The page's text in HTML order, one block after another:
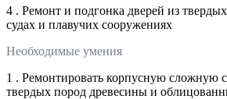
4 . Ремонт и подгонка дверей из
судах и плавучих сооружениях
Необходимые умения
1 . Ремонтировать корпусную сложную
твердых пород древесины и